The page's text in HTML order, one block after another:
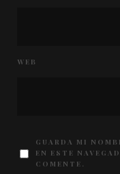
WEB
GUARDA MI
EN ESTE
COMENTE.